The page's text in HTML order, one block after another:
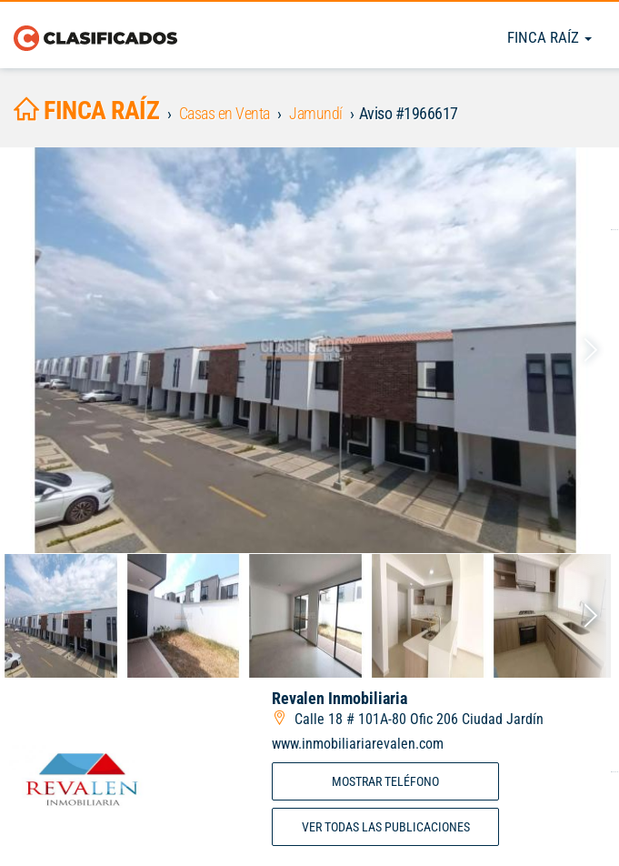
FINCA RAÍZ
FINCA RAÍZ Casas en Venta Jamundí Aviso #1966617
Revalen Inmobiliaria
Calle 18 # 101A-80 Ofic 206 Ciudad Jardín
www.inmobiliariarevalen.com
MOSTRAR TELÉFONO
VER TODAS LAS PUBLICACIONES